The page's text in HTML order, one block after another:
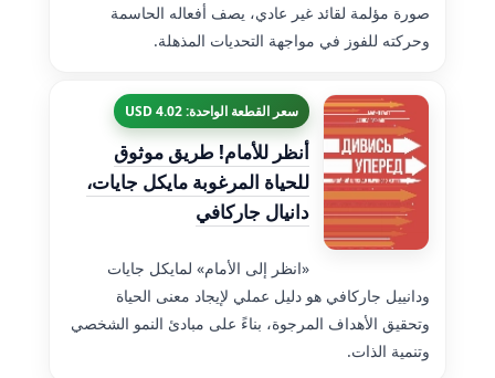
صورة مؤلمة لقائد غير عادي، يصف أفعاله الحاسمة
وحركته للفوز في مواجهة التحديات المذهلة.
سعر القطعة الواحدة: 4.02 USD
أنظر للأمام! طريق موثوق
للحياة المرغوبة مايكل جايات،
دانيال جاركافي
«انظر إلى الأمام» لمايكل جايات
ودانييل جاركافي هو دليل عملي لإيجاد معنى الحياة
وتحقيق الأهداف المرجوة، بناءً على مبادئ النمو الشخصي
وتنمية الذات.